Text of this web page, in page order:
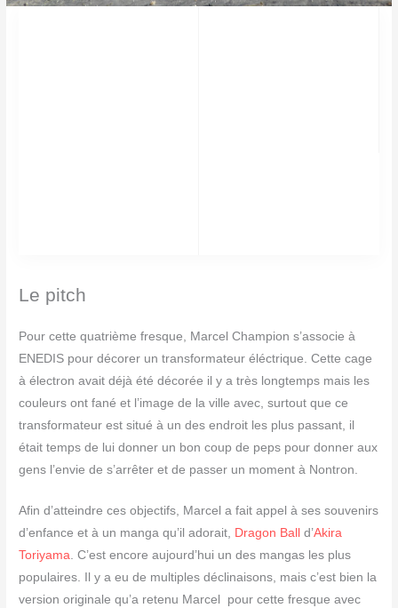
Le pitch
Pour cette quatrième fresque, Marcel Champion s’associe à
ENEDIS pour décorer un transformateur éléctrique. Cette cage
à électron avait déjà été décorée il y a très longtemps mais les
couleurs ont fané et l’image de la ville avec, surtout que ce
transformateur est situé à un des endroit les plus passant, il
était temps de lui donner un bon coup de peps pour donner aux
gens l’envie de s’arrêter et de passer un moment à Nontron.
Afin d’atteindre ces objectifs, Marcel a fait appel à ses souvenirs
d’enfance et à un manga qu’il adorait, Dragon Ball d’Akira
Toriyama. C’est encore aujourd’hui un des mangas les plus
populaires. Il y a eu de multiples déclinaisons, mais c’est bien la
version originale qu’a retenu Marcel pour cette fresque avec